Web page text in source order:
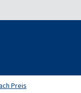
Preis